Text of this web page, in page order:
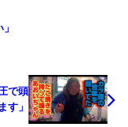
で頭
す」